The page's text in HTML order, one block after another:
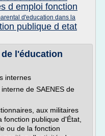
d emploi fonction
d'education dans la
publique d etat
l'éducation
internes
de SAENES de
aux militaires
publique d'État,
ou de la fonction